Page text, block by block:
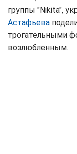
группы "Nikita",
Астафьева
трогательными
возлюбленным.